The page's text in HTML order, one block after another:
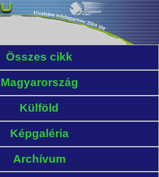
Összes cikk
Magyarország
Külföld
Képgaléria
Archívum